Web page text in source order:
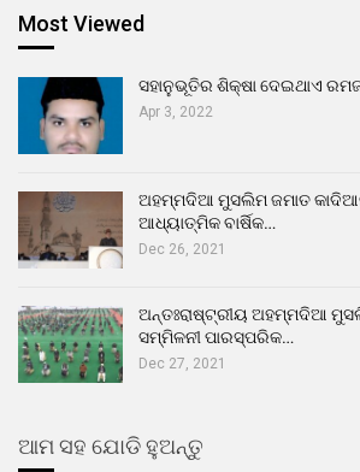
Most Viewed
ସହାନୁଭୂତିର ଶିକ୍ଷା ଦେଇଥାଏ
Apr 3, 2022
ଅହମ୍ମଦିଆ ମୁସଲିମ ଜମାତ
ଆଧ୍ୟାତ୍ମିକ ବାର୍ଷିକ…
Dec 26, 2021
ଅନ୍ତଃରାଷ୍ଟ୍ରୀୟ ଅହମ୍ମଦିଆ
ସମ୍ମିଳନୀ ପାରସ୍ପରିକ…
Dec 27, 2021
ଆମ ସହ ଯୋଡି ହୁଅନ୍ତୁ